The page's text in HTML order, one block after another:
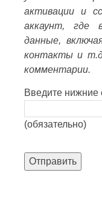
активации и
аккаунт, где
данные,
контакты и
комментарии.
Введите нижние
(обязательно)
Отправить